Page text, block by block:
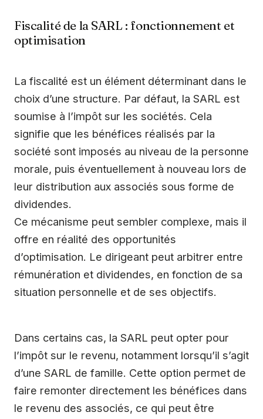
Fiscalité de la SARL : fonctionnement et
optimisation
La fiscalité est un élément déterminant dans le
choix d’une structure. Par défaut, la SARL est
soumise à l’impôt sur les sociétés. Cela
signifie que les bénéfices réalisés par la
société sont imposés au niveau de la personne
morale, puis éventuellement à nouveau lors de
leur distribution aux associés sous forme de
dividendes.
Ce mécanisme peut sembler complexe, mais il
offre en réalité des opportunités
d’optimisation. Le dirigeant peut arbitrer entre
rémunération et dividendes, en fonction de sa
situation personnelle et de ses objectifs.
Dans certains cas, la SARL peut opter pour
l’impôt sur le revenu, notamment lorsqu’il s’agit
d’une SARL de famille. Cette option permet de
faire remonter directement les bénéfices dans
le revenu des associés, ce qui peut être